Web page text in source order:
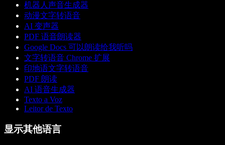
机器人声音生成器
动漫文字转语音
AI 变声器
PDF 语音朗读器
Google Docs 可以朗读给我听吗
文字转语音 Chrome 扩展
印地语文字转语音
PDF 朗读
AI 语音生成器
Texto a Voz
Leitor de Texto
显示其他语言